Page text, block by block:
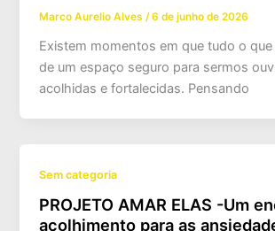
Marco Aurelio Alves/6 de junho de 2026
Existem momentos em que tudo o
de um espaço seguro para sermos
acolhidas e fortalecidas. Pensando
Sem categoria
PROJETO AMAR ELAS -Um
acolhimento para as